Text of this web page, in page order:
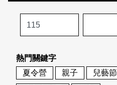
歷史專題
活動列表
地圖搜尋
關於我們
關於我們
會員基本資料
網站導覽
熱門關鍵字
夏令營
親子 兒藝節